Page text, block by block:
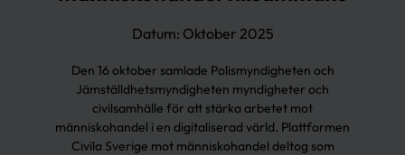
Datum: Oktober 2025
Den 16 oktober samlade Polismyndigheten och
Jämställdhetsmyndigheten myndigheter och
civilsamhälle för att stärka arbetet mot
människohandel i en digitaliserad värld. Plattformen
Civila Sverige mot människohandel deltog som